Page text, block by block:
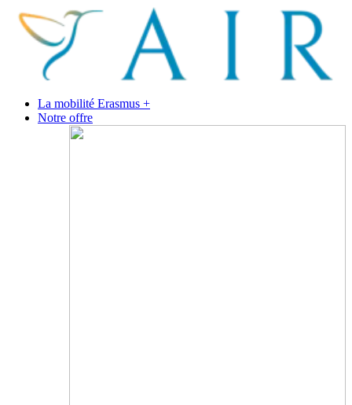
La mobilité Erasmus +
Notre offre